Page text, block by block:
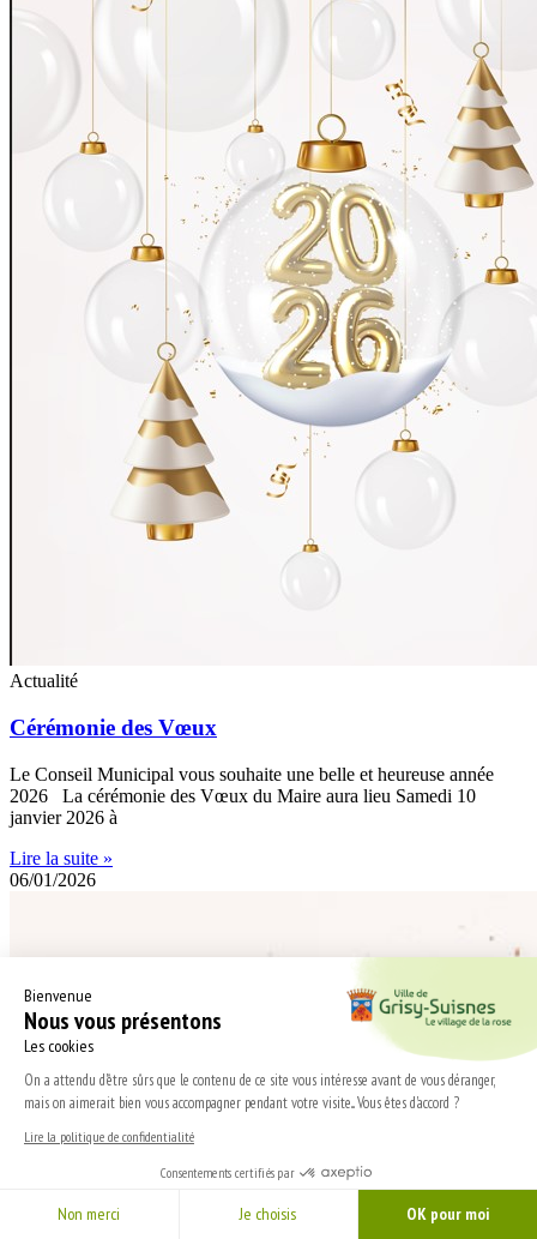
Bienvenue
Nous vous présentons
Les cookies
On a attendu d'être sûrs que le contenu de ce site vous intéresse avant de vous déranger,
mais on aimerait bien vous accompagner pendant votre visite... Vous êtes d'accord ?
Lire la politique de confidentialité
Consentements certifiés par
Non merci Je choisis OK pour moi
Actualité
Cérémonie des Vœux
Le Conseil Municipal vous souhaite une belle et heureuse année
2026 La cérémonie des Vœux du Maire aura lieu Samedi 10
janvier 2026 à
Lire la suite »
06/01/2026